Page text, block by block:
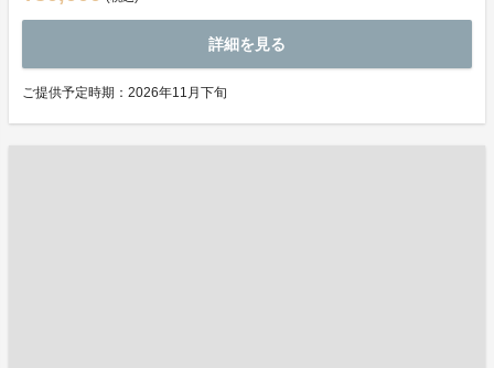
詳細を見る
ご提供予定時期：2026年11月下旬